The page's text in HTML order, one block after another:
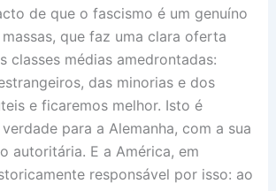
de que o fascismo é um genuíno
que faz uma clara oferta
classes médias amedrontadas:
das minorias e dos
e ficaremos melhor. Isto é
para a Alemanha, com a sua
autoritária. E a América, em
responsável por isso: ao